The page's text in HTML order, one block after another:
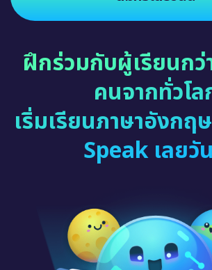
ฝึกร่วมกับผู้เรียนกว่
คนจากทั่วโล
เริ่มเรียนภาษาอังกฤ
Speak เลยวั